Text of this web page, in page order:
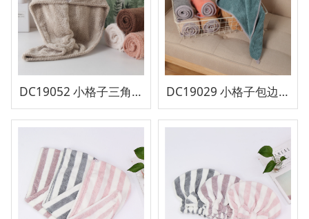
DC19052 小格子三角干发帽 DC19029 小格子包边三角干发帽